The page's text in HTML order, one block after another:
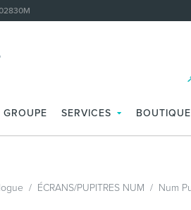
GROUPE SERVICES
ÉCRANS/PUPITRES NUM Num